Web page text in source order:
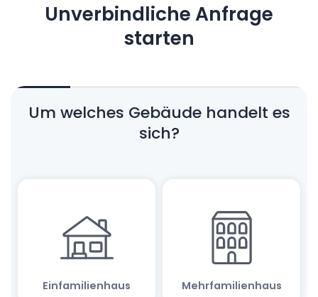
Unverbindliche Anfrage
starten